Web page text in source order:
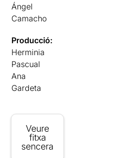
Ángel
Camacho
Producció:
Herminia
Pascual
Ana
Gardeta
Veure
fitxa
sencera